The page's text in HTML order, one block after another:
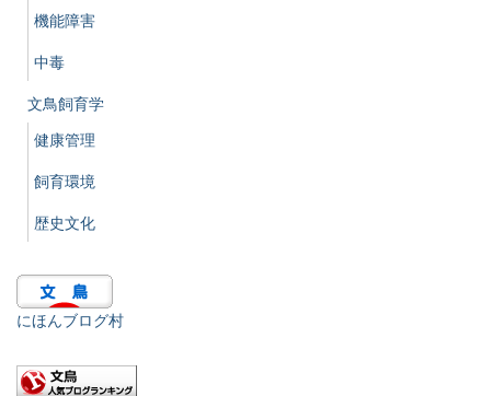
機能障害
中毒
文鳥飼育学
健康管理
飼育環境
歴史文化
にほんブログ村